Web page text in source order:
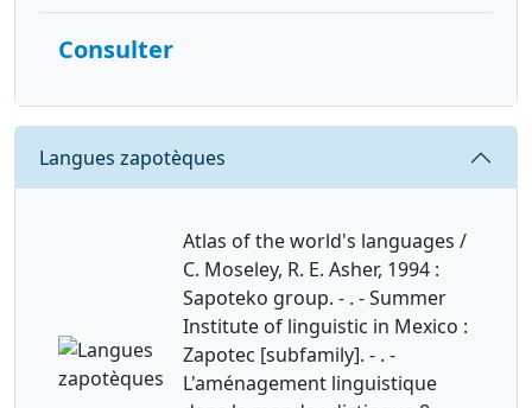
Consulter
Requête
Langues zapotèques
Atlas of the world's languages /
C. Moseley, R. E. Asher, 1994 :
Sapoteko group. - . - Summer
Institute of linguistic in Mexico :
Zapotec [subfamily]. - . -
L'aménagement linguistique